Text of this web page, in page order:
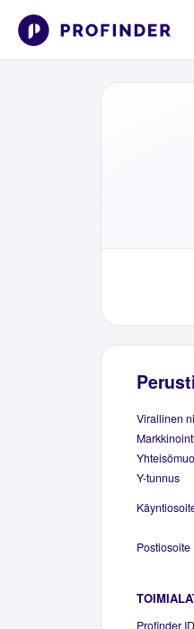
Virallinen
Y-tunnus
Postiosoite
Profinder ID